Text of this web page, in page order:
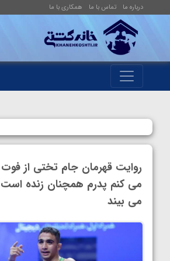
درباره ما تماس با ما همکاری با ما
روایت قهرمان جام تختی از
می کنم پدرم همچنان زنده است
می بیند